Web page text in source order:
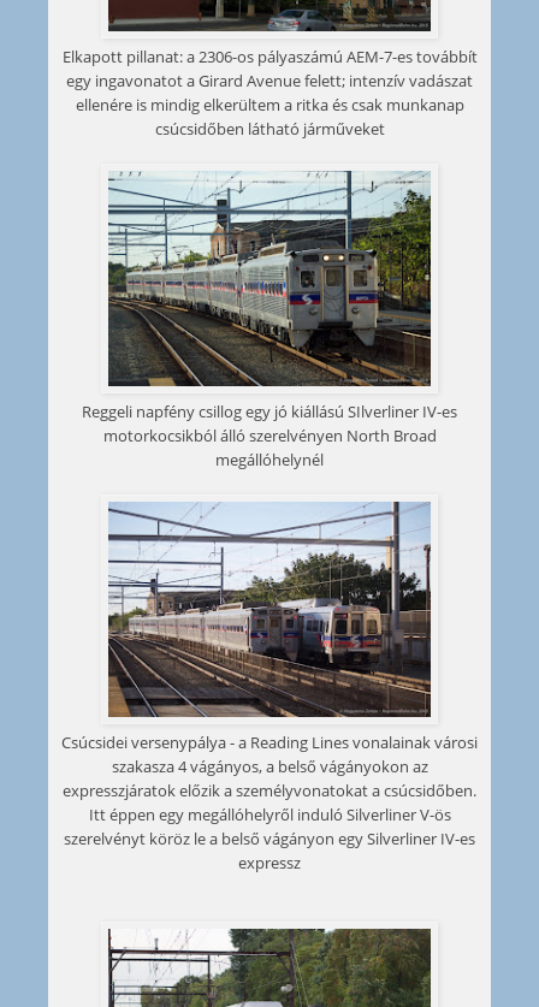
Elkapott pillanat: a 2306-os pályaszámú AEM-7-es továbbít
egy ingavonatot a Girard Avenue felett; intenzív vadászat
ellenére is mindig elkerültem a ritka és csak munkanap
csúcsidőben látható járműveket
Reggeli napfény csillog egy jó kiállású SIlverliner IV-es
motorkocsikból álló szerelvényen North Broad
megállóhelynél
Csúcsidei versenypálya - a Reading Lines vonalainak városi
szakasza 4 vágányos, a belső vágányokon az
expresszjáratok előzik a személyvonatokat a csúcsidőben.
Itt éppen egy megállóhelyről induló Silverliner V-ös
szerelvényt köröz le a belső vágányon egy Silverliner IV-es
expressz